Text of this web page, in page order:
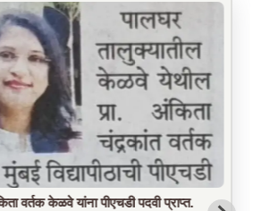
केळवे यांना पीएचडी पदवी प्राप्त.